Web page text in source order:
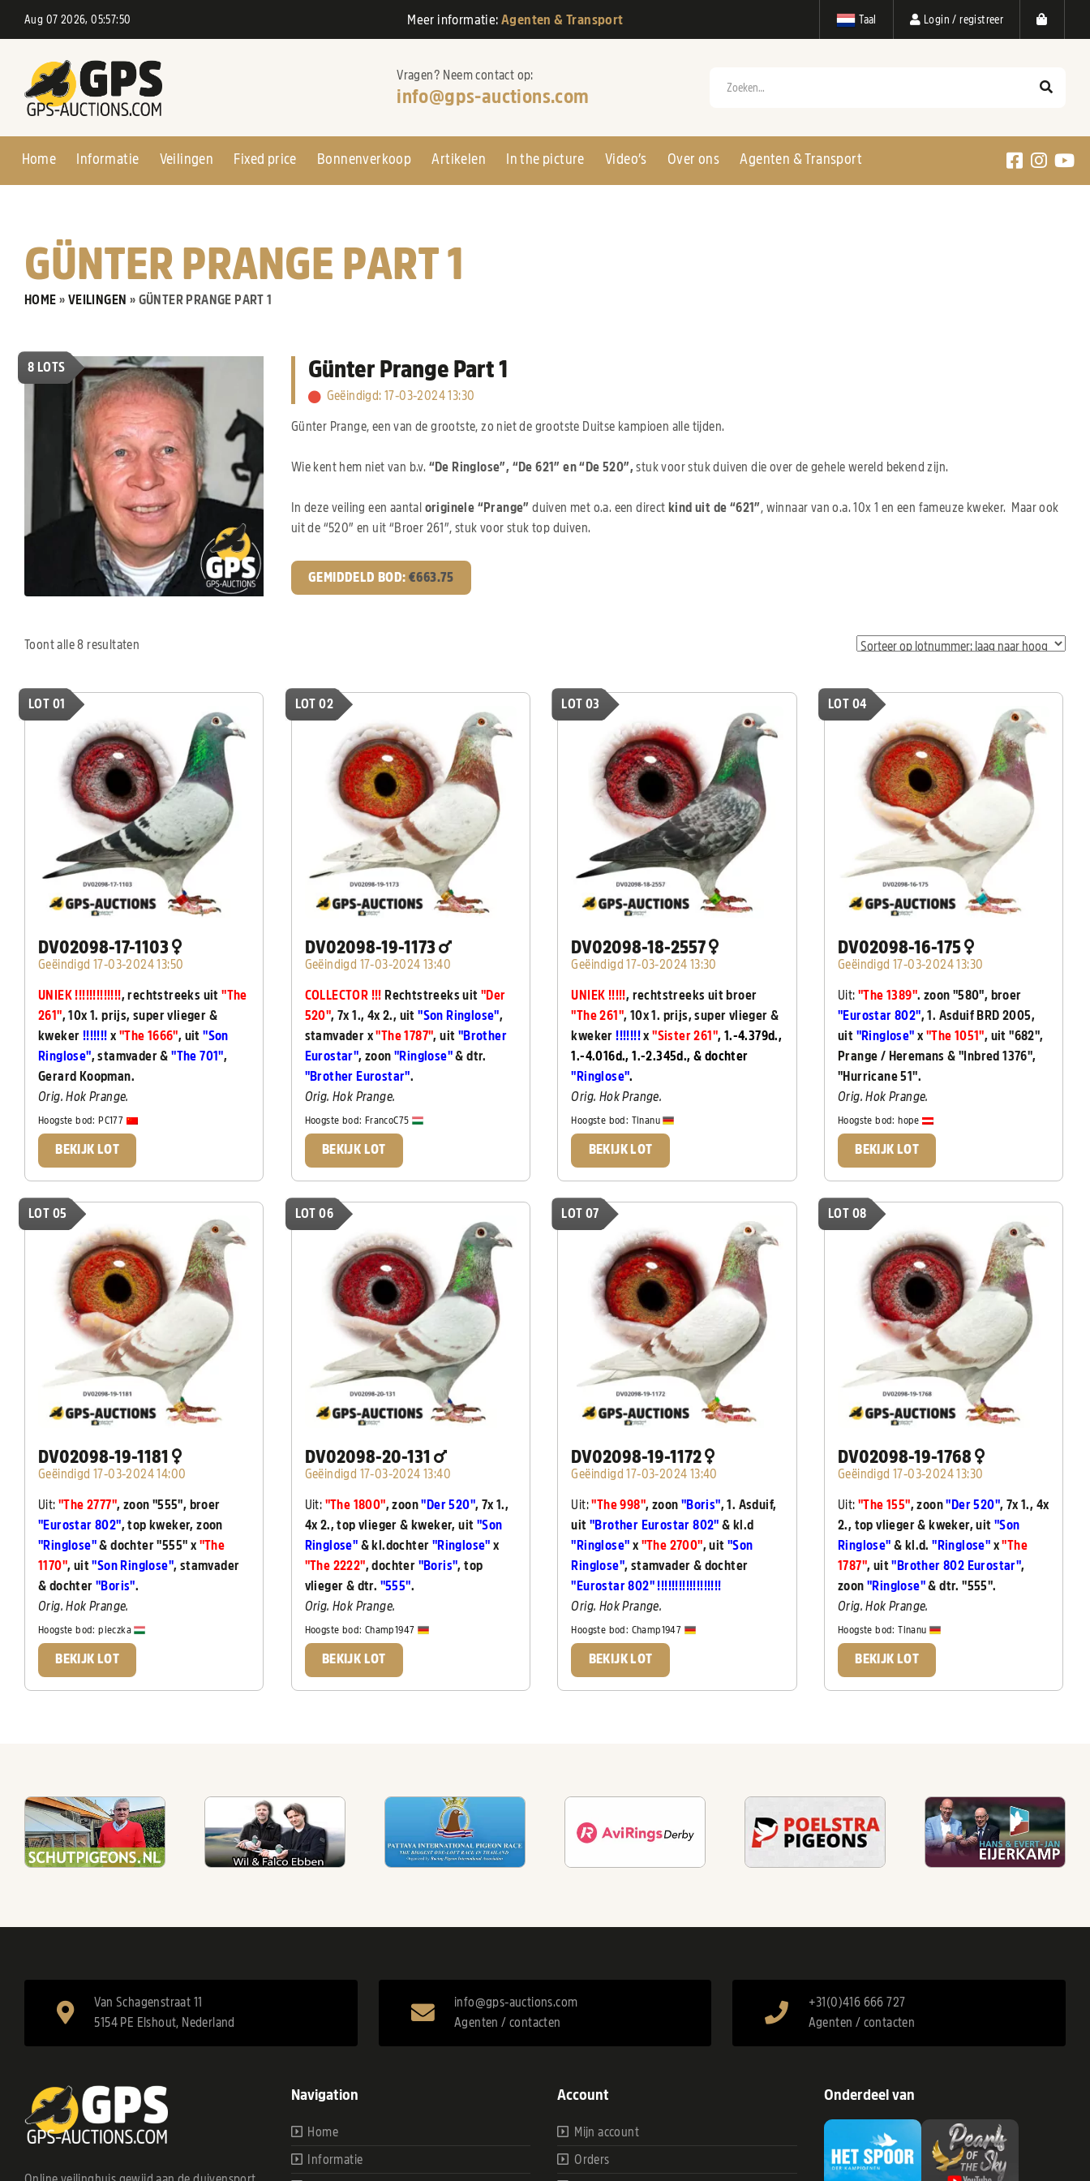
Taal Login / registreer
Aug 07 2026, 05:57:51 Meer informatie:Agenten & Transport
Vragen? Neem contact op:
info@gps-auctions.com
Home Informatie Veilingen Fixed price Bonnenverkoop Artikelen In the picture Video’s Over ons Agenten & Transport
GÜNTER PRANGE PART 1
HOME » VEILINGEN » GÜNTER PRANGE PART 1
8 LOTS Günter Prange Part 1
Geëindigd: 17-03-2024 13:30
Günter Prange, een van de grootste, zo niet de grootste Duitse kampioen alle tijden.
Wie kent hem niet van b.v. “De Ringlose”, “De 621” en “De 520”, stuk voor stuk duiven die over de gehele wereld bekend zijn.
In deze veiling een aantal originele “Prange” duiven met o.a. een direct kind uit de “621”, winnaar van o.a. 10x 1 en een fameuze kweker. Maar ook
uit de “520” en uit “Broer 261”, stuk voor stuk top duiven.
GEMIDDELD BOD: €663.75
Toont alle 8 resultaten
LOT 01
DV02098-17-1103
Geëindigd 17-03-2024 13:50
UNIEK !!!!!!!!!!!!!, rechtstreeks uit"The
261", 10x 1. prijs, super vlieger &
kweker !!!!!!! x "The 1666", uit"Son
Ringlose", stamvader &"The 701",
Gerard Koopman.
Orig. Hok Prange.
Hoogste bod:PC177
BEKIJK LOT
LOT 02
DV02098-19-1173
Geëindigd 17-03-2024 13:40
COLLECTOR !!! Rechtstreeks uit"Der
520", 7x 1., 4x 2., uit"Son Ringlose",
stamvader x"The 1787", uit "Brother
Eurostar", zoon"Ringlose"& dtr.
"Brother Eurostar".
Orig. Hok Prange.
Hoogste bod: FrancoC75
BEKIJK LOT
LOT 03
DV02098-18-2557
Geëindigd 17-03-2024 13:30
UNIEK !!!!!, rechtstreeks uit broer
"The 261", 10x 1. prijs, super vlieger &
kweker !!!!!!!x "Sister 261", 1.-4.379d.,
1.-4.016d., 1.-2.345d., & dochter
"Ringlose".
Orig. Hok Prange.
Hoogste bod: Tinanu
BEKIJK LOT
LOT 04
DV02098-16-175
Geëindigd 17-03-2024 13:30
Uit:"The 1389". zoon "580", broer
"Eurostar 802", 1. Asduif BRD 2005,
uit "Ringlose" x "The 1051", uit "682",
Prange / Heremans & "Inbred 1376",
"Hurricane 51".
Orig. Hok Prange.
Hoogste bod:hope
BEKIJK LOT
LOT 05
DV02098-19-1181
Geëindigd 17-03-2024 14:00
Uit: "The 2777", zoon "555", broer
"Eurostar 802", top kweker, zoon
"Ringlose"& dochter "555" x "The
1170", uit"Son Ringlose", stamvader
& dochter "Boris".
Orig. Hok Prange.
Hoogste bod:pieczka
BEKIJK LOT
LOT 06
DV02098-20-131
Geëindigd 17-03-2024 13:40
Uit: "The 1800", zoon"Der 520", 7x 1.,
4x 2., top vlieger & kweker, uit "Son
Ringlose" & kl.dochter "Ringlose" x
"The 2222", dochter "Boris", top
vlieger & dtr. "555".
Orig. Hok Prange.
Hoogste bod: Champ1947
BEKIJK LOT
LOT 07
DV02098-19-1172
Geëindigd 17-03-2024 13:40
Uit:"The 998", zoon "Boris", 1. Asduif,
uit "Brother Eurostar 802" & kl.d
"Ringlose" x "The 2700", uit "Son
Ringlose", stamvader & dochter
"Eurostar 802" !!!!!!!!!!!!!!!!!!
Orig. HokPrange.
Hoogste bod: Champ1947
BEKIJK LOT
LOT 08
DV02098-19-1768
Geëindigd 17-03-2024 13:30
Uit:"The 155", zoon"Der 520", 7x 1., 4x
2., top vlieger & kweker, uit"Son
Ringlose" & kl.d."Ringlose" x"The
1787", uit"Brother 802 Eurostar",
zoon"Ringlose"& dtr. "555".
Orig. Hok Prange.
Hoogste bod:Tinanu
BEKIJK LOT
Van Schagenstraat 11
5154 PE Elshout, Nederland
info@gps-auctions.com
Agenten / contacten
+31(0)416 666 727
Agenten / contacten
Navigation
Home
Informatie
Account
Mijn account
Orders
Onderdeel van